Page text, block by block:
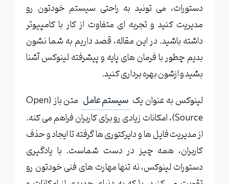
چگونه به ترمینال لینوکس دسترسی پیدا کنیم؟
دستورات پایه لینوکس که باید بدانید
چگونه مسیر جاری را با دستور pwd بیابیم؟
لیست کردن فایل ها و پوشه ها با دستور ls
ایجاد فایل و پوشه با دستورات touch و mkdir
حذف فایل و پوشه با دستورات rm و rmdir
مدیریت فایل ها و دایرکتوری ها در لینوکس
کپی کردن فایل ها با دستور cp چگونه است؟
جابجایی و تغییر نام فایل ها با mv
دستورات، می تونید به راحتی سیستم خودتون رو
مدیریت کنید و تجربه ای متفاوت از کار با کامپیوتر
داشته باشید. در این مقاله، قصد داریم به شما نشون
بدیم چطور با فرمان های پایه و پیشرفته لینوکس آشنا
بشید و ازشون بهره برداری کنید.
لینوکس به عنوان یک سیستم عامل
متن باز (Open
Source)، امکانات زیادی رو برای کاربران فراهم می کنه.
از مدیریت فایل ها و دایرکتوری ها گرفته تا ایجاد و حذف
کاربران، همه چیز در دست شماست. با یادگیری
دستورات لینوکس، نه تنها مهارت های فنی خودتون رو